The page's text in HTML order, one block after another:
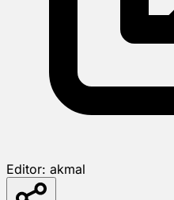
Editor: akmal